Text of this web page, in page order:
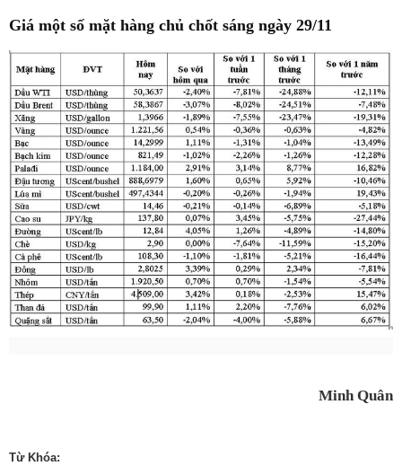
Giá một số mặt hàng chủ chốt sáng ngày 29/11
Minh Quân
Từ Khóa: